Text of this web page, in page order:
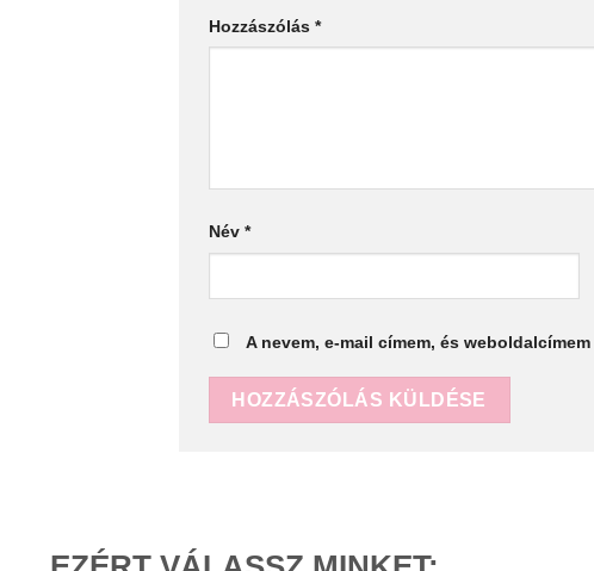
Hozzászólás *
Név *
A nevem, e-mail címem, és